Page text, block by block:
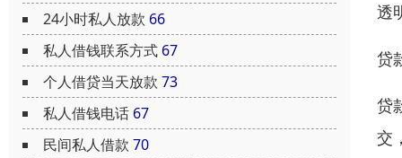
24小时私人放款 66
私人借钱联系方式 67
个人借贷当天放款 73
私人借钱电话 67
民间私人借款 70
透
贷
贷
交